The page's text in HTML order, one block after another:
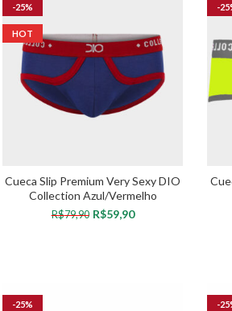
-25%
HOT
Cueca Slip Premium Very Sexy DIO
Collection Azul/Vermelho
R$79,90 R$59,90
-
-25% -